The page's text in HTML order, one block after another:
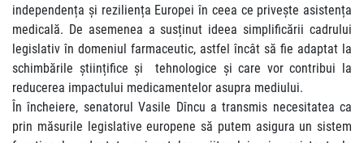
independența și reziliența Europei în ceea ce privește asistența
medicală. De asemenea a susținut ideea simplificării cadrului
legislativ în domeniul farmaceutic, astfel încât să fie adaptat la
schimbările științifice și tehnologice și care vor contribui la
reducerea impactului medicamentelor asupra mediului.
În încheiere, senatorul Vasile Dîncu a transmis necesitatea ca
prin măsurile legislative europene să putem asigura un sistem